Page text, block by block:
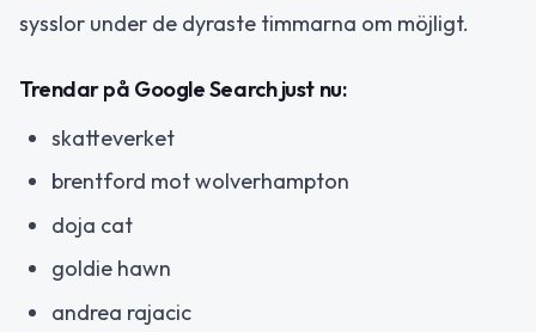
sysslor under de dyraste timmarna om möjligt.
Trendar på Google Search just nu:
skatteverket
brentford mot wolverhampton
doja cat
goldie hawn
andrea rajacic